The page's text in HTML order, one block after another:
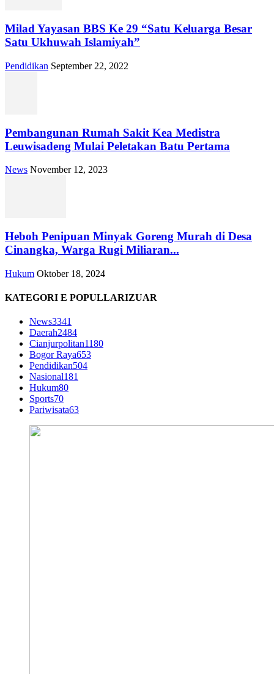
Milad Yayasan BBS Ke 29 “Satu Keluarga Besar
Satu Ukhuwah Islamiyah”
Pendidikan September 22, 2022
Pembangunan Rumah Sakit Kea Medistra
Leuwisadeng Mulai Peletakan Batu Pertama
News November 12, 2023
Heboh Penipuan Minyak Goreng Murah di Desa
Cinangka, Warga Rugi Miliaran...
Hukum Oktober 18, 2024
KATEGORI E POPULLARIZUAR
News3341
Daerah2484
Cianjurpolitan1180
Bogor Raya653
Pendidikan504
Nasional181
Hukum80
Sports70
Pariwisata63